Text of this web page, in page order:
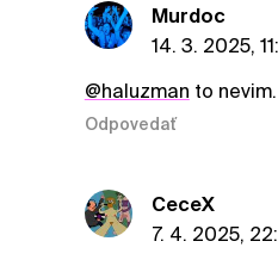
Murdoc
14. 3. 2025,
@haluzman to nevim.
Odpovedať
CeceX
7. 4. 2025,